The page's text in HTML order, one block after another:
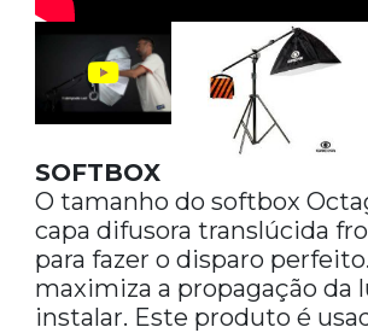
SOFTBOX
O tamanho do softbox
capa difusora translúcida
para fazer o disparo
maximiza a propagação da
instalar. Este produto é